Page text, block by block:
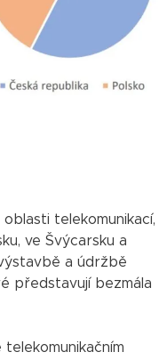
telekomunikací,
ve Švýcarsku a
a údržbě
představují bezmála
telekomunikačním